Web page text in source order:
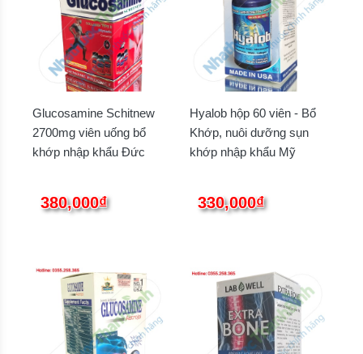
Glucosamine Schitnew
2700mg viên uống bổ
khớp nhập khẩu Đức
380,000₫
Hyalob hộp 60 viên - Bổ
Khớp, nuôi dưỡng sụn
khớp nhập khẩu Mỹ
330,000₫